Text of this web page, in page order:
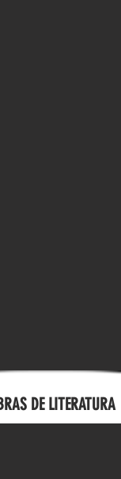
DE LITERATURA